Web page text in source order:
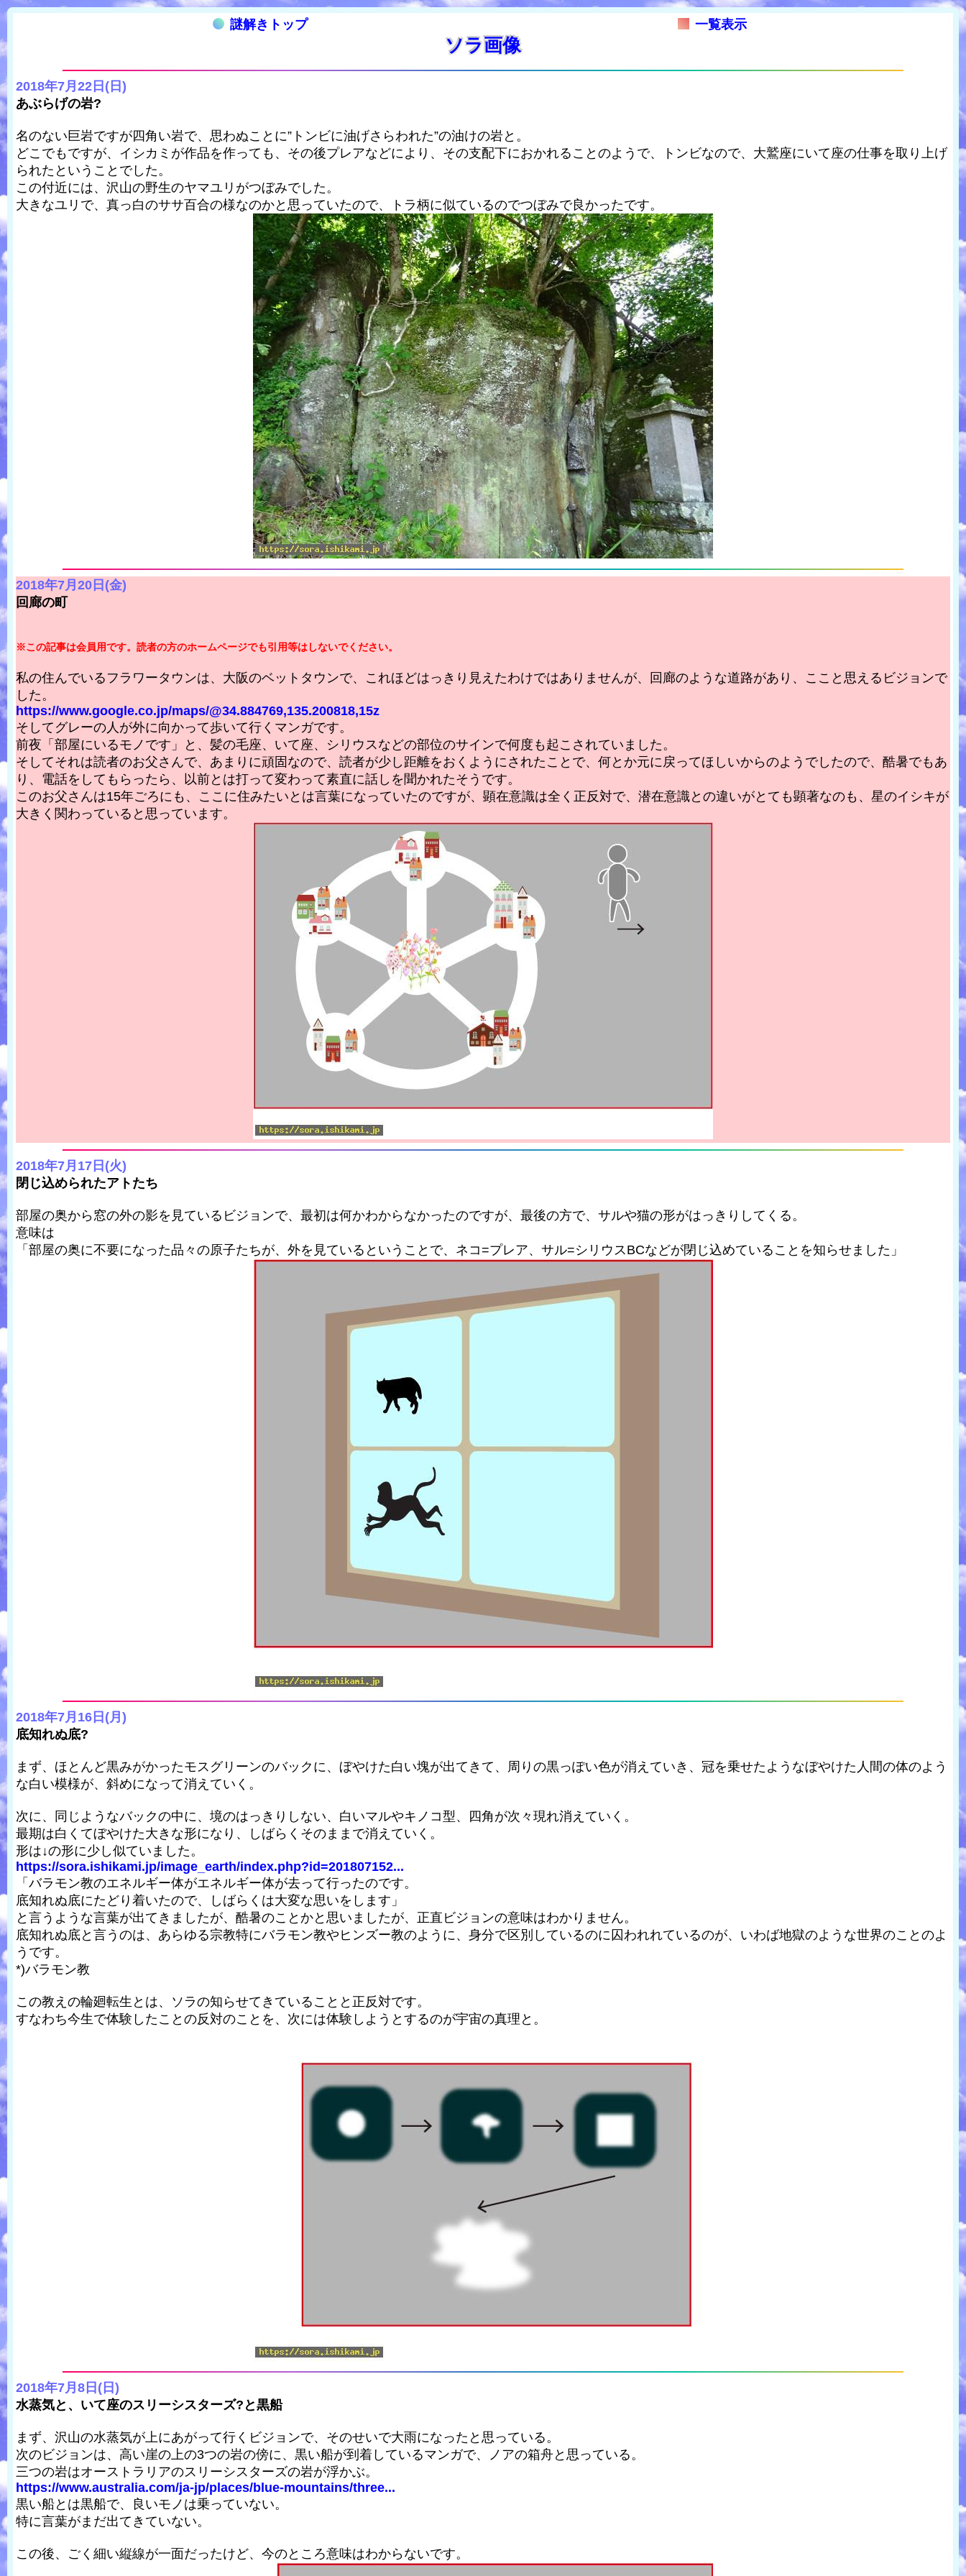
謎解きトップ 一覧表示
ソラ画像
2018年7月22日(日)
あぶらげの岩?
名のない巨岩ですが四角い岩で、思わぬことに”トンビに油げさらわれた”の油けの岩と。
どこでもですが、イシカミが作品を作っても、その後プレアなどにより、その支配下におかれることのようで、トンビなので、大鷲座にいて座の仕事を取り上げ
られたということでした。
この付近には、沢山の野生のヤマユリがつぼみでした。
大きなユリで、真っ白のササ百合の様なのかと思っていたので、トラ柄に似ているのでつぼみで良かったです。
2018年7月20日(金)
回廊の町
※この記事は会員用です。読者の方のホームページでも引用等はしないでください。
私の住んでいるフラワータウンは、大阪のベットタウンで、これほどはっきり見えたわけではありませんが、回廊のような道路があり、ここと思えるビジョンで
した。
https://www.google.co.jp/maps/@34.884769,135.200818,15z
そしてグレーの人が外に向かって歩いて行くマンガです。
前夜「部屋にいるモノです」と、髪の毛座、いて座、シリウスなどの部位のサインで何度も起こされていました。
そしてそれは読者のお父さんで、あまりに頑固なので、読者が少し距離をおくようにされたことで、何とか元に戻ってほしいからのようでしたので、酷暑でもあ
り、電話をしてもらったら、以前とは打って変わって素直に話しを聞かれたそうです。
このお父さんは15年ごろにも、ここに住みたいとは言葉になっていたのですが、顕在意識は全く正反対で、潜在意識との違いがとても顕著なのも、星のイシキが
大きく関わっていると思っています。
2018年7月17日(火)
閉じ込められたアトたち
部屋の奥から窓の外の影を見ているビジョンで、最初は何かわからなかったのですが、最後の方で、サルや猫の形がはっきりしてくる。
意味は
「部屋の奥に不要になった品々の原子たちが、外を見ているということで、ネコ=プレア、サル=シリウスBCなどが閉じ込めていることを知らせました」
2018年7月16日(月)
底知れぬ底?
まず、ほとんど黒みがかったモスグリーンのバックに、ぼやけた白い塊が出てきて、周りの黒っぽい色が消えていき、冠を乗せたようなぼやけた人間の体のよう
な白い模様が、斜めになって消えていく。
次に、同じようなバックの中に、境のはっきりしない、白いマルやキノコ型、四角が次々現れ消えていく。
最期は白くてぼやけた大きな形になり、しばらくそのままで消えていく。
形は↓の形に少し似ていました。
https://sora.ishikami.jp/image_earth/index.php?id=201807152...
「バラモン教のエネルギー体がエネルギー体が去って行ったのです。
底知れぬ底にたどり着いたので、しばらくは大変な思いをします」
と言うような言葉が出てきましたが、酷暑のことかと思いましたが、正直ビジョンの意味はわかりません。
底知れぬ底と言うのは、あらゆる宗教特にバラモン教やヒンズー教のように、身分で区別しているのに囚われれているのが、いわば地獄のような世界のことのよ
うです。
*)バラモン教
この教えの輪廻転生とは、ソラの知らせてきていることと正反対です。
すなわち今生で体験したことの反対のことを、次には体験しようとするのが宇宙の真理と。
2018年7月8日(日)
水蒸気と、いて座のスリーシスターズ?と黒船
まず、沢山の水蒸気が上にあがって行くビジョンで、そのせいで大雨になったと思っている。
次のビジョンは、高い崖の上の3つの岩の傍に、黒い船が到着しているマンガで、ノアの箱舟と思っている。
三つの岩はオーストラリアのスリーシスターズの岩が浮かぶ。
https://www.australia.com/ja-jp/places/blue-mountains/three...
黒い船とは黒船で、良いモノは乗っていない。
特に言葉がまだ出てきていない。
この後、ごく細い縦線が一面だったけど、今のところ意味はわからないです。